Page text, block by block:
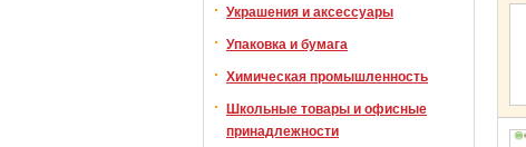
Украшения и аксессуары
Упаковка и бумага
Химическая промышленность
Школьные товары и офисные
принадлежности